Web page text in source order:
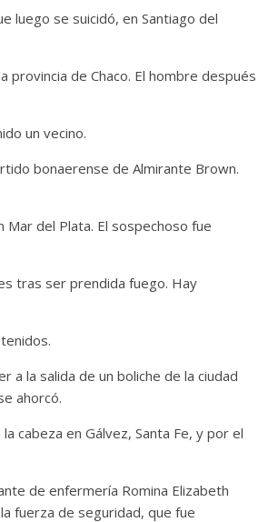
luego se suicidó, en Santiago del
provincia de Chaco. El hombre después
un vecino.
bonaerense de Almirante Brown.
Mar del Plata. El sospechoso fue
tras ser prendida fuego. Hay
a la salida de un boliche de la ciudad
ahorcó.
cabeza en Gálvez, Santa Fe, y por el
de enfermería Romina Elizabeth
fuerza de seguridad, que fue